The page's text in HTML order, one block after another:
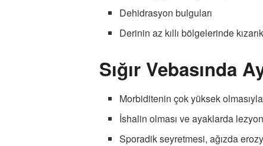
Dehidrasyon bulguları
Derinin az kıllı bölgelerinde
Sığır Vebasında
Morbiditenin çok yüksek olmasıyla
İshalin olması ve ayaklarda
Sporadik seyretmesi, ağızda